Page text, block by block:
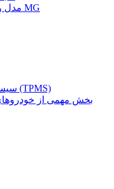
مدل واشر متصل به MG
سیستم کنترل فشار باد لاستیک (TPMS)